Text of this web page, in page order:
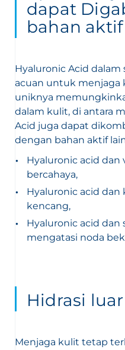
dapat
bahan
Hyaluronic Acid
acuan untuk menjaga
uniknya
dalam kulit, di antara
Acid juga dapat
dengan bahan aktif
Hyaluronic acid
bercahaya,
Hyaluronic acid
kencang,
Hyaluronic acid dan
mengatasi noda
Hidrasi
Menjaga kulit tetap